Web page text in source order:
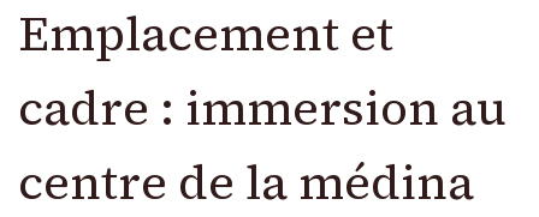
Emplacement et
cadre : immersion au
centre de la médina